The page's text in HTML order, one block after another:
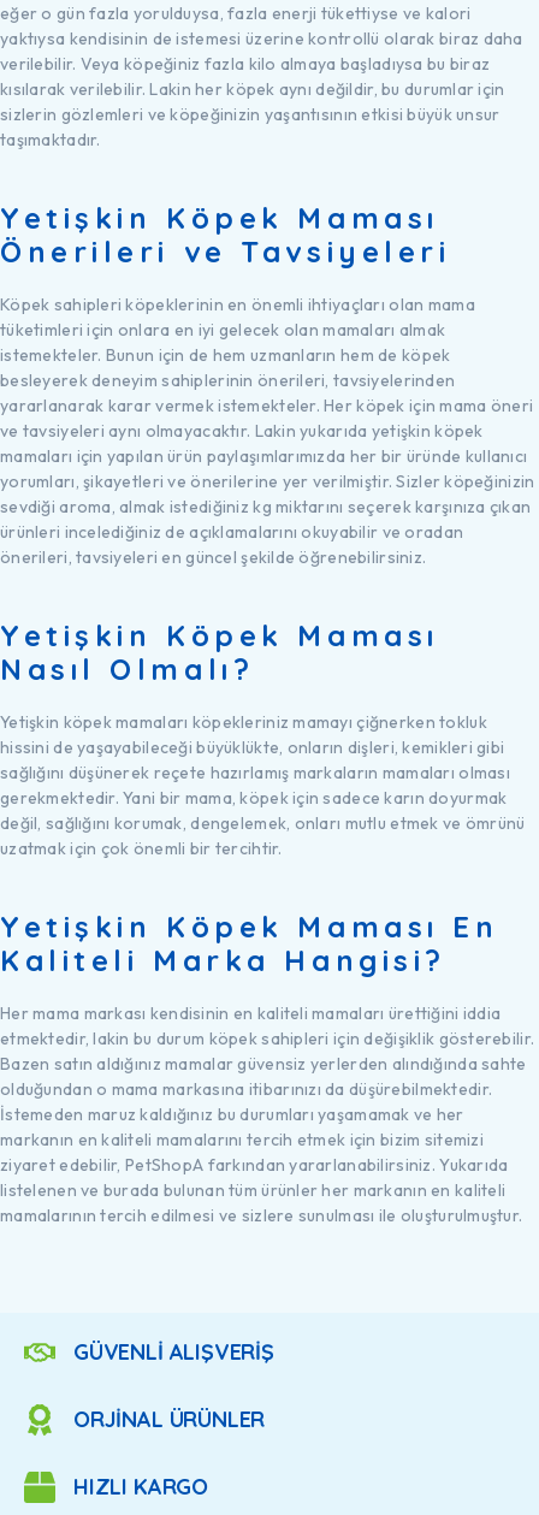
eğer o gün fazla yorulduysa, fazla enerji tükettiyse ve kalori
yaktıysa kendisinin de istemesi üzerine kontrollü olarak biraz daha
verilebilir. Veya köpeğiniz fazla kilo almaya başladıysa bu biraz
kısılarak verilebilir. Lakin her köpek aynı değildir, bu durumlar için
sizlerin gözlemleri ve köpeğinizin yaşantısının etkisi büyük unsur
taşımaktadır.
Yetişkin Köpek Maması
Önerileri ve Tavsiyeleri
Köpek sahipleri köpeklerinin en önemli ihtiyaçları olan mama
tüketimleri için onlara en iyi gelecek olan mamaları almak
istemekteler. Bunun için de hem uzmanların hem de köpek
besleyerek deneyim sahiplerinin önerileri, tavsiyelerinden
yararlanarak karar vermek istemekteler. Her köpek için mama öneri
ve tavsiyeleri aynı olmayacaktır. Lakin yukarıda yetişkin köpek
mamaları için yapılan ürün paylaşımlarımızda her bir üründe kullanıcı
yorumları, şikayetleri ve önerilerine yer verilmiştir. Sizler köpeğinizin
sevdiği aroma, almak istediğiniz kg miktarını seçerek karşınıza çıkan
ürünleri incelediğiniz de açıklamalarını okuyabilir ve oradan
önerileri, tavsiyeleri en güncel şekilde öğrenebilirsiniz.
Yetişkin Köpek Maması
Nasıl Olmalı?
Yetişkin köpek mamaları köpekleriniz mamayı çiğnerken tokluk
hissini de yaşayabileceği büyüklükte, onların dişleri, kemikleri gibi
sağlığını düşünerek reçete hazırlamış markaların mamaları olması
gerekmektedir. Yani bir mama, köpek için sadece karın doyurmak
değil, sağlığını korumak, dengelemek, onları mutlu etmek ve ömrünü
uzatmak için çok önemli bir tercihtir.
Yetişkin Köpek Maması En
Kaliteli Marka Hangisi?
Her mama markası kendisinin en kaliteli mamaları ürettiğini iddia
etmektedir, lakin bu durum köpek sahipleri için değişiklik gösterebilir.
Bazen satın aldığınız mamalar güvensiz yerlerden alındığında sahte
olduğundan o mama markasına itibarınızı da düşürebilmektedir.
İstemeden maruz kaldığınız bu durumları yaşamamak ve her
markanın en kaliteli mamalarını tercih etmek için bizim sitemizi
ziyaret edebilir, PetShopA farkından yararlanabilirsiniz. Yukarıda
listelenen ve burada bulunan tüm ürünler her markanın en kaliteli
mamalarının tercih edilmesi ve sizlere sunulması ile oluşturulmuştur.
GÜVENLİ ALIŞVERİŞ
ORJİNAL ÜRÜNLER
HIZLI KARGO